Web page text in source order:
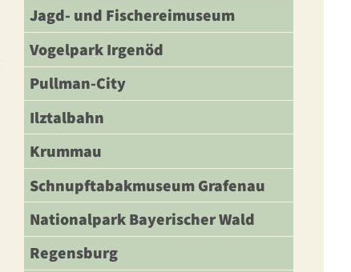
Jagd- und Fischereimuseum
Vogelpark Irgenöd
Pullman-City
Ilztalbahn
Krummau
Schnupftabakmuseum Grafenau
Nationalpark Bayerischer Wald
Regensburg